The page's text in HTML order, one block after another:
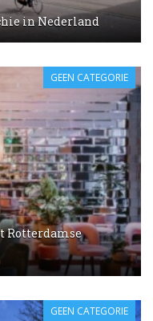
in Nederland
Rotterdamse
GEEN CATEGORIE
GEEN CATEGORIE